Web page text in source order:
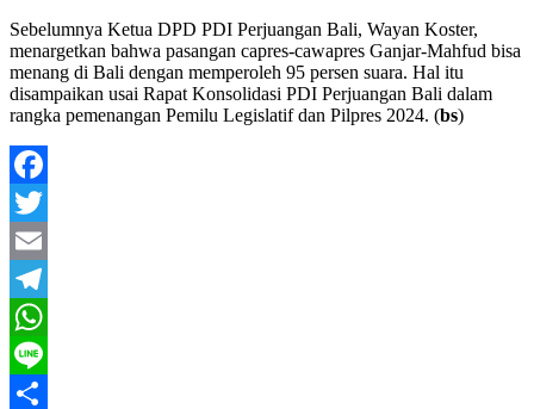
Sebelumnya Ketua DPD PDI Perjuangan Bali, Wayan Koster,
menargetkan bahwa pasangan capres-cawapres Ganjar-Mahfud bisa
menang di Bali dengan memperoleh 95 persen suara. Hal itu
disampaikan usai Rapat Konsolidasi PDI Perjuangan Bali dalam
rangka pemenangan Pemilu Legislatif dan Pilpres 2024. (bs)
Facebook
Twitter
Email
Telegram
WhatsApp
Line